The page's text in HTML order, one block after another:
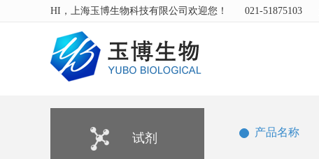
HI，上海玉博生物科技有限公司欢迎您！ 021-51875103
试剂 产品名称